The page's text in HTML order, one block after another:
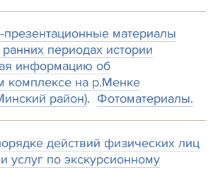
материалы
периодах истории
информацию об
комплексе на р.Менке
район). Фотоматериалы.
действий физических лиц
услуг по экскурсионному